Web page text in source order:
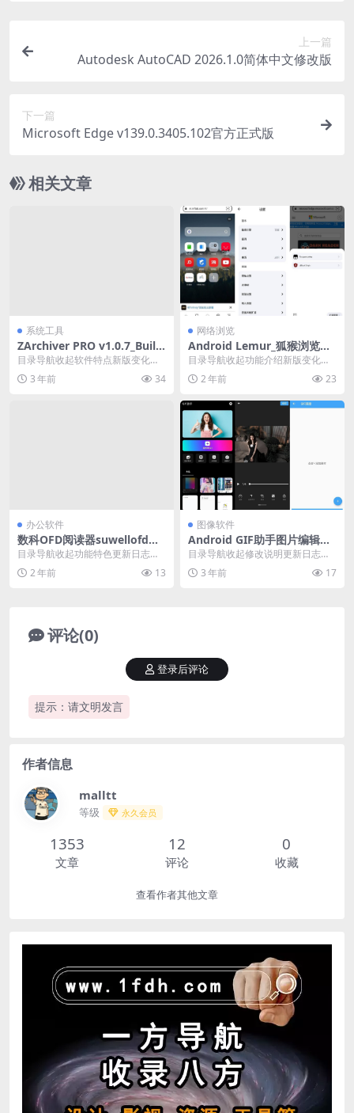
上一篇
Autodesk AutoCAD 2026.1.0简体中文修改版
下一篇
Microsoft Edge v139.0.3405.102官方正式版
相关文章
系统工具
ZArchiver PRO v1.0.7_Build
_10525 Stable(手机解压缩器)
目录导航收起软件特点新版变化下
载地址目录导航收起软件特点新版
变化下载地址ZArc...
3 年前 34
网络浏览
Android Lemur_狐猴浏览器
AI手机浏览器 v2.6.1.022 支
持扩展
目录导航收起功能介绍新版变化下
载地址目录导航收起功能介绍新版
变化下载地址支持扩展...
2 年前 23
办公软件
数科OFD阅读器suwellofd
（5.0.24.1114）
目录导航收起功能特色更新日志下
载地址目录导航收起功能特色更新
日志下载地址OFD(...
2 年前 13
图像软件
Android GIF助手图片编辑器
3.9.7修改版
目录导航收起修改说明更新日志下
载地址目录导航收起修改说明更新
日志下载地址这个软件...
3 年前 17
评论(0)
提示：请文明发言
登录后评论
作者信息
malltt
等级 永久会员
1353
文章
12
评论
0
收藏
查看作者其他文章